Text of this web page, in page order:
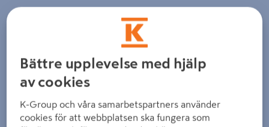
STAVSPRINKLER HOZELOCK TELESKOPISK
Bättre upplevelse med hjälp
av cookies
K-Group och våra samarbetspartners använder
cookies för att webbplatsen ska fungera som